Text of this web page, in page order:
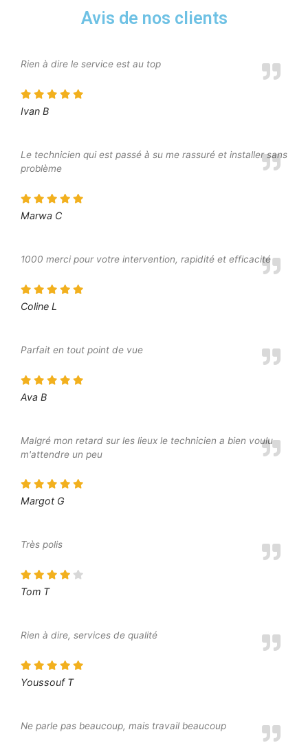
Avis de nos clients
Rien à dire le service est au top
Ivan B
Le technicien qui est passé à su me rassuré et installer sans
problème
Marwa C
1000 merci pour votre intervention, rapidité et efficacité
Coline L
Parfait en tout point de vue
Ava B
Malgré mon retard sur les lieux le technicien a bien voulu
m'attendre un peu
Margot G
Très polis
Tom T
Rien à dire, services de qualité
Youssouf T
Ne parle pas beaucoup, mais travail beaucoup